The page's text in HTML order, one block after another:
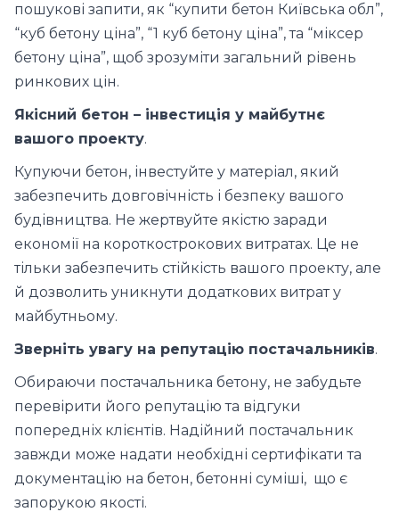
пошукові запити, як “купити бетон Київська обл”,
“куб бетону ціна”, “1 куб бетону ціна”, та “міксер
бетону ціна”, щоб зрозуміти загальний рівень
ринкових цін.
Якісний бетон – інвестиція у майбутнє
вашого проекту.
Купуючи бетон, інвестуйте у матеріал, який
забезпечить довговічність і безпеку вашого
будівництва. Не жертвуйте якістю заради
економії на короткострокових витратах. Це не
тільки забезпечить стійкість вашого проекту, але
й дозволить уникнути додаткових витрат у
майбутньому.
Зверніть увагу на репутацію постачальників.
Обираючи постачальника бетону, не забудьте
перевірити його репутацію та відгуки
попередніх клієнтів. Надійний постачальник
завжди може надати необхідні сертифікати та
документацію на бетон, бетонні суміші, що є
запорукою якості.